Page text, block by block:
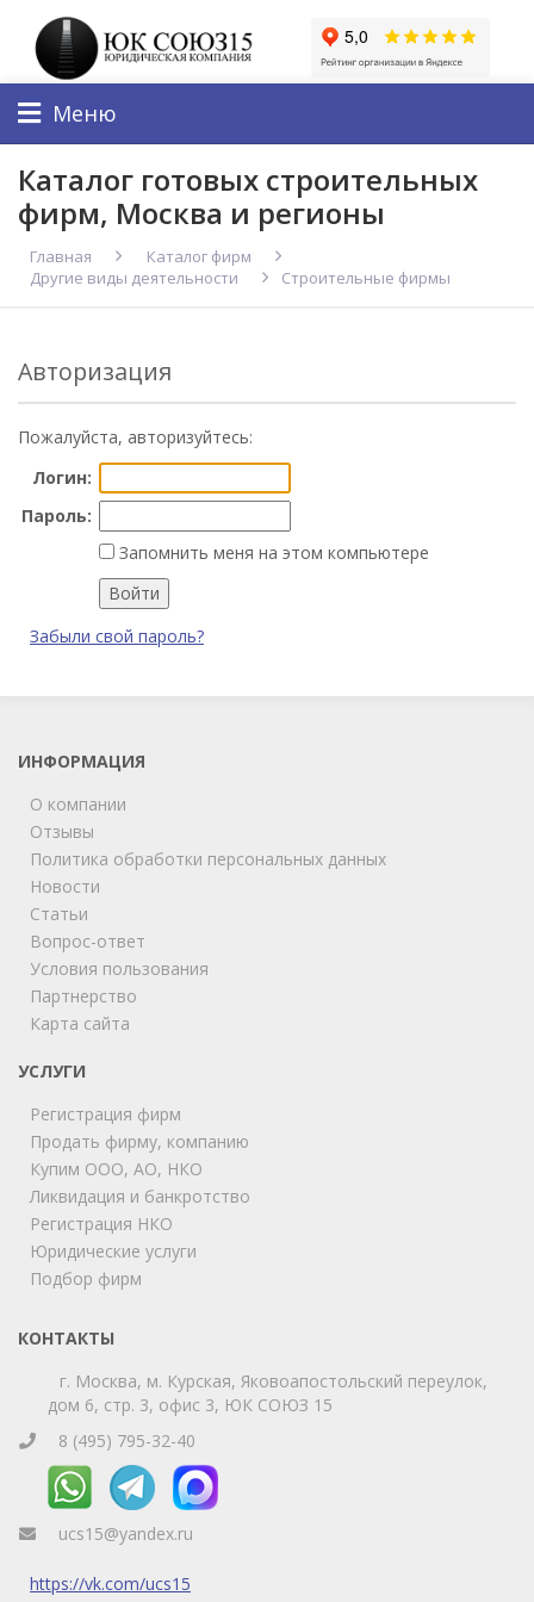
Меню
Каталог готовых строительных
фирм, Москва и регионы
Главная
Каталог фирм
Другие виды деятельности
Строительные фирмы
Авторизация
Пожалуйста, авторизуйтесь:
Логин:
Пароль:
Запомнить меня на этом компьютере
Забыли свой пароль?
ИНФОРМАЦИЯ
О компании
Отзывы
Политика обработки персональных данных
Новости
Статьи
Вопрос-ответ
Условия пользования
Партнерство
Карта сайта
УСЛУГИ
Регистрация фирм
Продать фирму, компанию
Купим ООО, АО, НКО
Ликвидация и банкротство
Регистрация НКО
Юридические услуги
Подбор фирм
КОНТАКТЫ
г. Москва, м. Курская, Яковоапостольский переулок,
дом 6, стр. 3, офис 3, ЮК СОЮЗ 15
8 (495) 795-32-40
ucs15@yandex.ru
https://vk.com/ucs15
Мы на связи!
Позвоните нам или свяжитесь с нами через любой
удобный мессенджер!
Telegram